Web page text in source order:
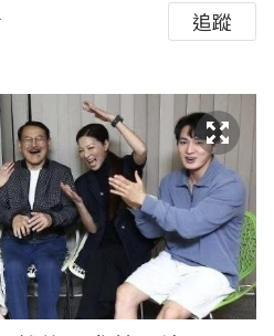
追蹤